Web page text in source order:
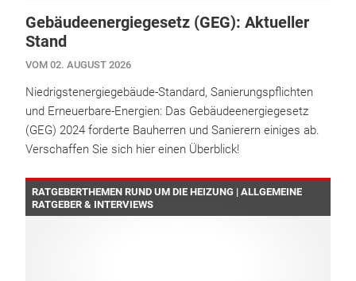
Gebäudeenergiegesetz (GEG): Aktueller
Stand
VOM 02. AUGUST 2026
Niedrigstenergiegebäude-Standard, Sanierungspflichten
und Erneuerbare-Energien: Das Gebäudeenergiegesetz
(GEG) 2024 forderte Bauherren und Sanierern einiges ab.
Verschaffen Sie sich hier einen Überblick!
RATGEBERTHEMEN RUND UM DIE HEIZUNG | ALLGEMEINE
RATGEBER & INTERVIEWS